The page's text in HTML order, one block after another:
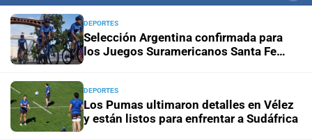
cuestionan la reforma por su posible regresión en
materia ambiental
El diario cumple 108 años 10 hechos que marcaron la
Trabajo, fe y esperanza¿Qué se le pide a San Cayetano?
La celebración del 7 de agosto que vuelve a reunir a miles
DEPORTES
Selección Argentina confirmada para
los Juegos Suramericanos Santa Fe
DEPORTES
Los Pumas ultimaron detalles en Vélez
y están listos para enfrentar a Sudáfrica